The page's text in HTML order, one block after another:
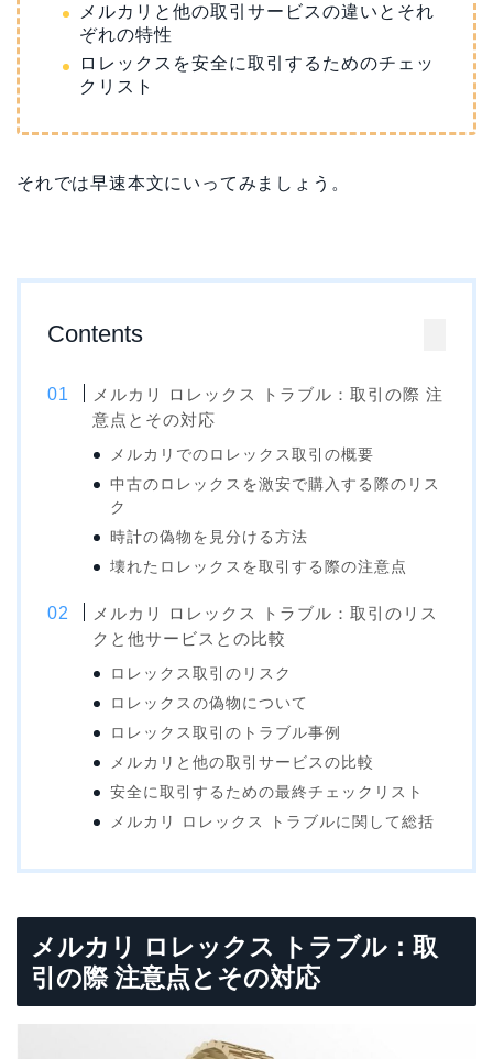
メルカリと他の取引サービスの違いとそれ
ぞれの特性
ロレックスを安全に取引するためのチェッ
クリスト
それでは早速本文にいってみましょう。
Contents
メルカリ ロレックス トラブル：取引の際 注
意点とその対応
メルカリでのロレックス取引の概要
中古のロレックスを激安で購入する際のリス
ク
時計の偽物を見分ける方法
壊れたロレックスを取引する際の注意点
メルカリ ロレックス トラブル：取引のリス
クと他サービスとの比較
ロレックス取引のリスク
ロレックスの偽物について
ロレックス取引のトラブル事例
メルカリと他の取引サービスの比較
安全に取引するための最終チェックリスト
メルカリ ロレックス トラブルに関して総括
メルカリ ロレックス トラブル：取
引の際 注意点とその対応